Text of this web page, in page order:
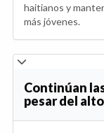
haitianos y
más jóvenes.
Continúan
pesar del